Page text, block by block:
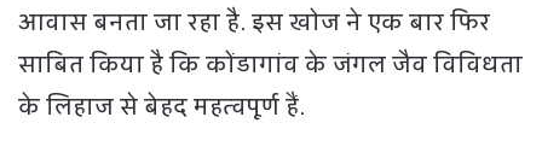
आवास बनता जा रहा है. इस खोज ने एक बार फिर
साबित किया है कि कोंडागांव के जंगल जैव विविधता
के लिहाज से बेहद महत्वपूर्ण हैं.